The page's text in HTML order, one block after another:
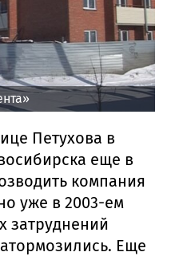
Петухова в
еще в
компания
уже в 2003-ем
затруднений
Еще